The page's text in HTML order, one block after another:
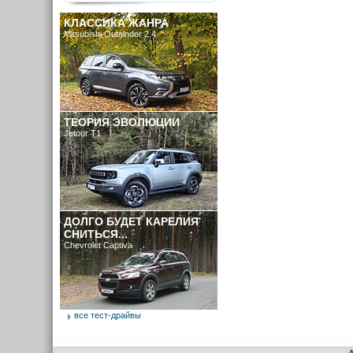
КЛАССИКА ЖАНРА
Mitsubishi Outalnder 2.4
ТЕОРИЯ ЭВОЛЮЦИИ
Jetour T1
ДОЛГО БУДЕТ КАРЕЛИЯ
СНИТЬСЯ...
Chevrolet Captiva
все тест-драйвы